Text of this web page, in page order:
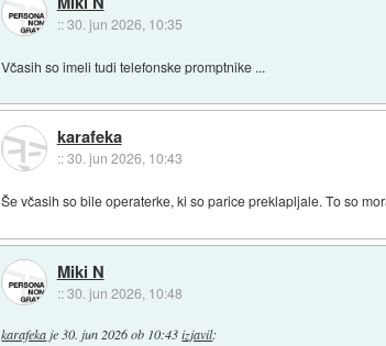
::30. jun 2026, 10:35
Včasih so imeli tudi telefonske promptnike ...
karafeka
::30. jun 2026, 10:43
Še včasih so bile operaterke, ki so parice preklapljale. To so
Miki N
::30. jun 2026, 10:48
karafekaje30. jun 2026 ob 10:43 izjavil: